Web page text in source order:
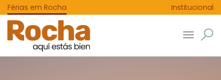
Férias em Rocha Institucional
Toggle